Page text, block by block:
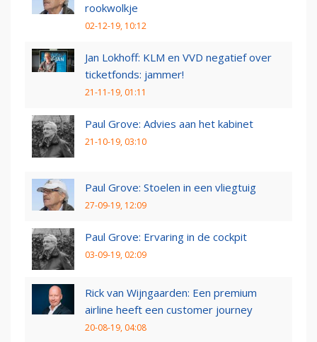
rookwolkje
02-12-19, 10:12
Jan Lokhoff: KLM en VVD negatief over
ticketfonds: jammer!
21-11-19, 01:11
Paul Grove: Advies aan het kabinet
21-10-19, 03:10
Paul Grove: Stoelen in een vliegtuig
27-09-19, 12:09
Paul Grove: Ervaring in de cockpit
03-09-19, 02:09
Rick van Wijngaarden: Een premium
airline heeft een customer journey
20-08-19, 04:08